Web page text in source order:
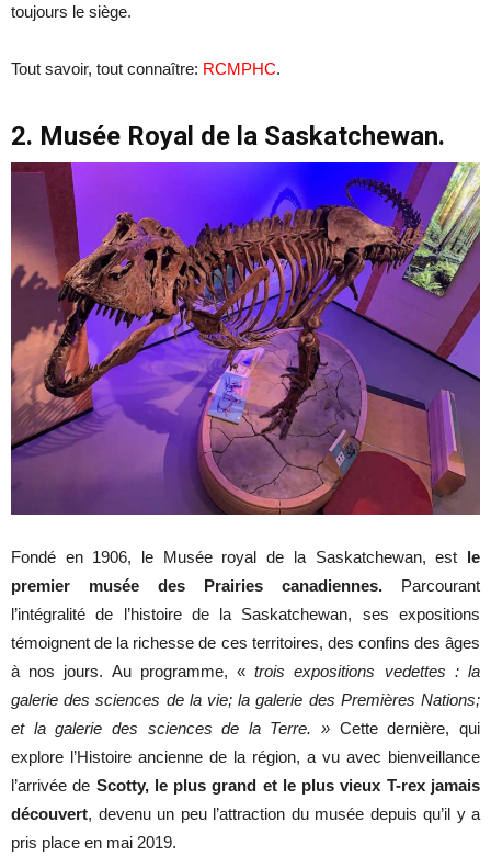
toujours le siège.
Tout savoir, tout connaître: RCMPHC.
2. Musée Royal de la Saskatchewan.
Fondé en 1906, le Musée royal de la Saskatchewan, est le
premier musée des Prairies canadiennes. Parcourant
l’intégralité de l’histoire de la Saskatchewan, ses expositions
témoignent de la richesse de ces territoires, des confins des âges
à nos jours. Au programme, «trois expositions vedettes : la
galerie des sciences de la vie; la galerie des Premières Nations;
et la galerie des sciences de la Terre. » Cette dernière, qui
explore l’Histoire ancienne de la région, a vu avec bienveillance
l’arrivée de Scotty, le plus grand et le plus vieux T-rex jamais
découvert, devenu un peu l’attraction du musée depuis qu’il y a
pris place en mai 2019.